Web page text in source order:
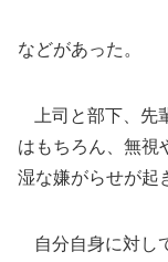
などがあった。
上司と部下、先
はもちろん、無視
湿な嫌がらせが起
自分自身に対し